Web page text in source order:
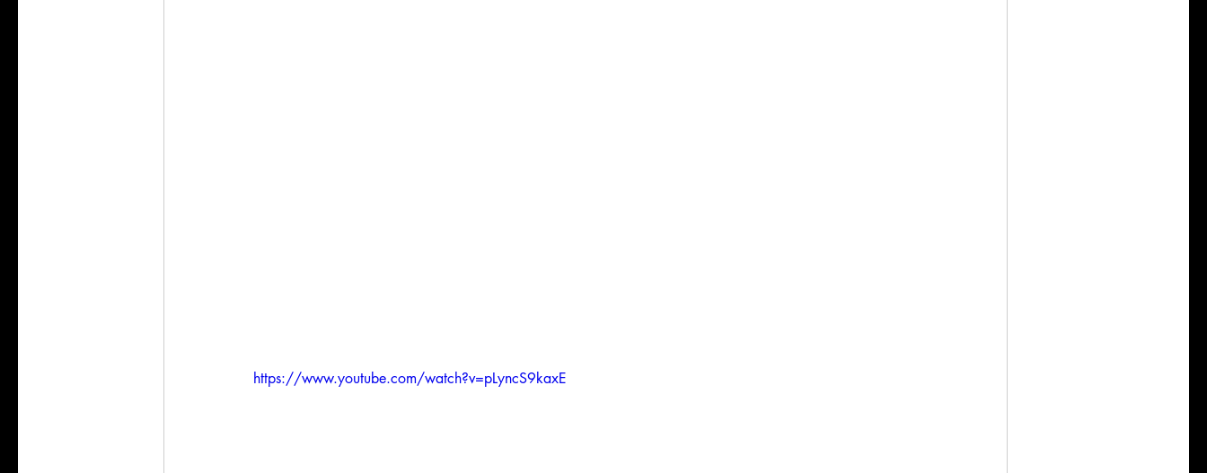
https://www.youtube.com/watch?v=pLyncS9kaxE